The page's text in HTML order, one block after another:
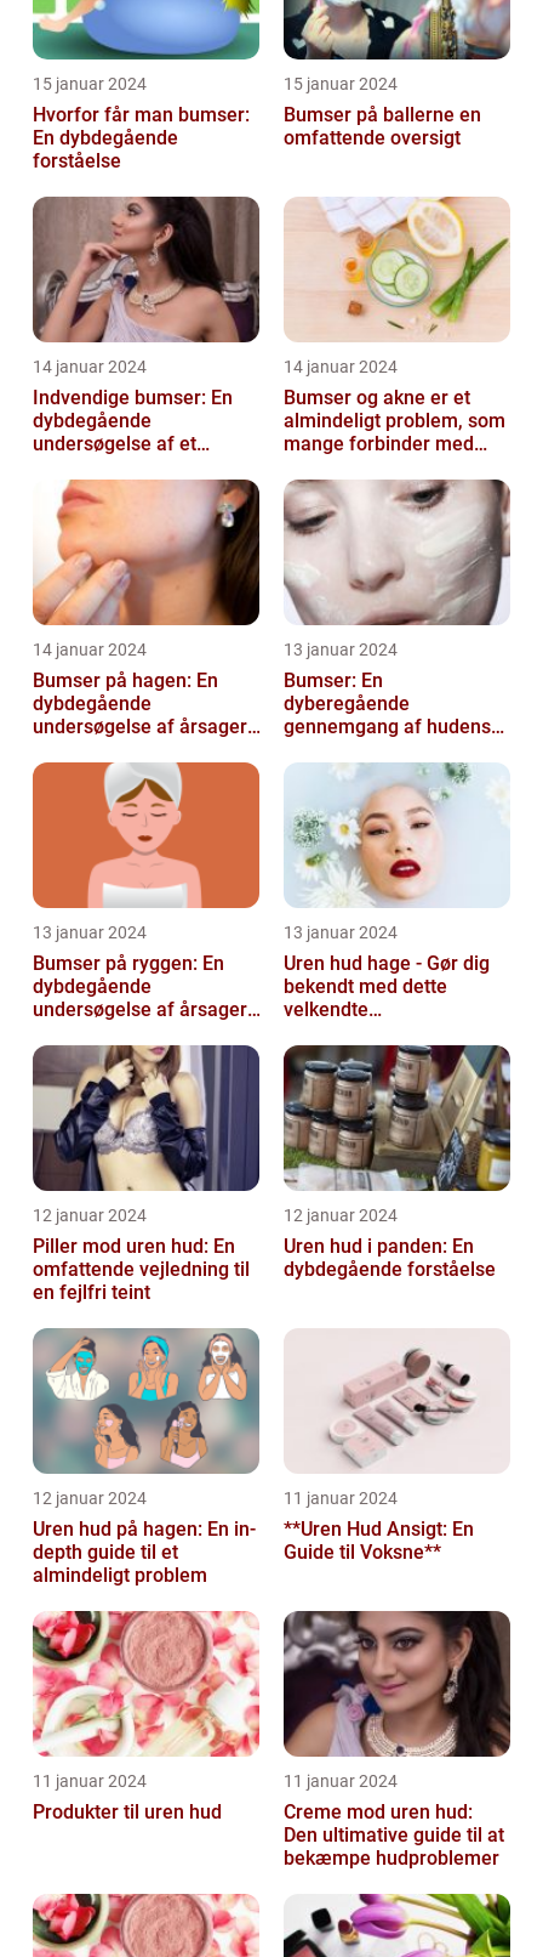
15 januar 2024
Hvorfor får man bumser:
En dybdegående
forståelse
15 januar 2024
Bumser på ballerne en
omfattende oversigt
14 januar 2024
Indvendige bumser: En
dybdegående
undersøgelse af et
14 januar 2024
Bumser og akne er et
almindeligt problem, som
mange forbinder med
14 januar 2024
Bumser på hagen: En
dybdegående
undersøgelse af årsager,
forebyggelse
13 januar 2024
Bumser: En
dyberegående
gennemgang af hudens
13 januar 2024
Bumser på ryggen: En
dybdegående
undersøgelse af årsager,
forebyggelse
13 januar 2024
Uren hud hage - Gør dig
bekendt med dette
velkendte
12 januar 2024
Piller mod uren hud: En
omfattende vejledning til
en fejlfri teint
12 januar 2024
Uren hud i panden: En
dybdegående forståelse
12 januar 2024
Uren hud på hagen: En in-
depth guide til et
almindeligt problem
11 januar 2024
**Uren Hud Ansigt: En
Guide til Voksne**
11 januar 2024
Produkter til uren hud
11 januar 2024
Creme mod uren hud:
Den ultimative guide til at
bekæmpe hudproblemer